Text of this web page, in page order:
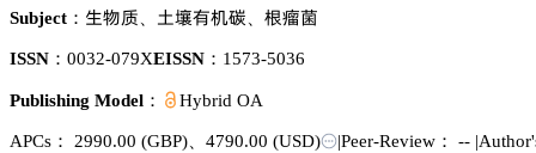
Subject： 璗醑魉、 浰梊犲诜崜、 㸔䓲㮈
ISSN： 0032-079XEISSN： 1573-5036
Publishing Model： Hybrid OA
APCs： 2990.00 (GBP)、 4790.00 (USD) |Peer-Review： -- |